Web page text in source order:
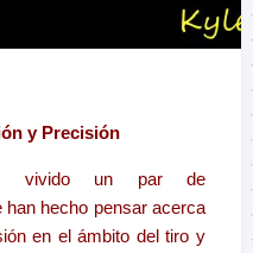
y Precisión
vivido un par de
hecho pensar acerca
en el ámbito del tiro y